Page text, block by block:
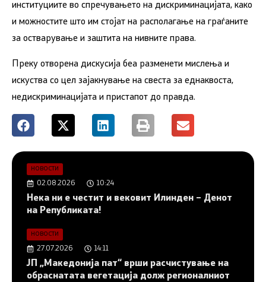
институциите во спречувањето на дискриминацијата, како
и можностите што им стојат на располагање на граѓаните
за остварување и заштита на нивните права.
Преку отворена дискусија беа разменети мислења и
искуства со цел зајакнување на свеста за еднаквоста,
недискриминацијата и пристапот до правда.
НОВОСТИ
02.08.2026 10:24
Нека ни е честит и вековит Илинден – Денот
на Републиката!
НОВОСТИ
27.07.2026 14:11
ЈП „Македонија пат“ врши расчистување на
обраснатата вегетација долж регионалниот